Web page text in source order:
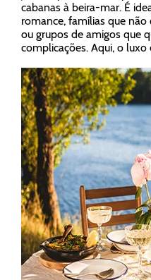
cabanas à beira-mar. É
romance, famílias que
ou grupos de amigos que
complicações. Aqui, o